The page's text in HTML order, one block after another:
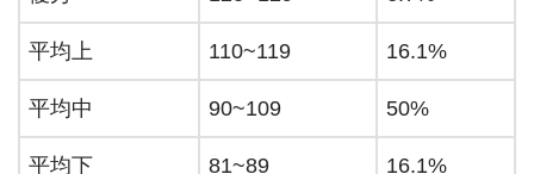
平均上 110~119 16.1%
平均中 90~109 50%
平均下 81~89 16.1%